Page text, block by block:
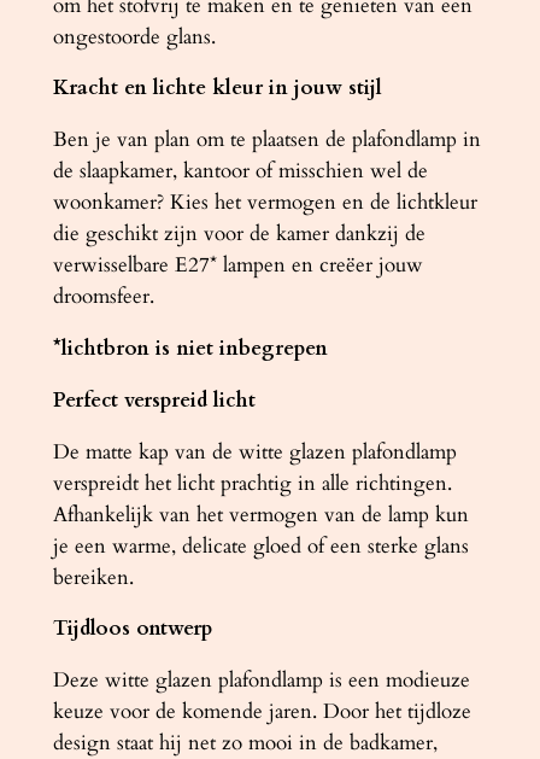
ongestoorde glans.
Kracht en lichte kleur in jouw stijl
Ben je van plan om te plaatsen de plafondlamp in
de slaapkamer, kantoor of misschien wel de
woonkamer? Kies het vermogen en de lichtkleur
die geschikt zijn voor de kamer dankzij de
verwisselbare E27* lampen en creëer jouw
droomsfeer.
*lichtbron is niet inbegrepen
Perfect verspreid licht
De matte kap van de witte glazen plafondlamp
verspreidt het licht prachtig in alle richtingen.
Afhankelijk van het vermogen van de lamp kun
je een warme, delicate gloed of een sterke glans
bereiken.
Tijdloos ontwerp
Deze witte glazen plafondlamp is een modieuze
keuze voor de komende jaren. Door het tijdloze
design staat hij net zo mooi in de badkamer,